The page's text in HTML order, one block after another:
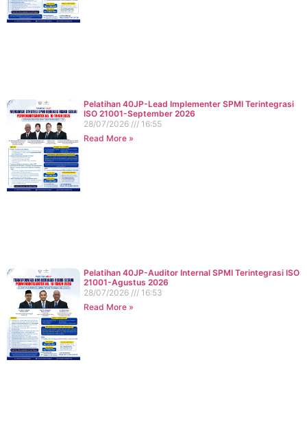
Pelatihan 40JP-Lead Implementer SPMI Terintegrasi
ISO 21001-September 2026
28/07/2026
16:55
Read More »
Pelatihan 40JP-Auditor Internal SPMI Terintegrasi ISO
21001-Agustus 2026
28/07/2026
16:53
Read More »